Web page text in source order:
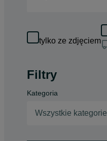
tylko ze zdjęciem
Filtry
Kategoria
Wszystkie kategorie